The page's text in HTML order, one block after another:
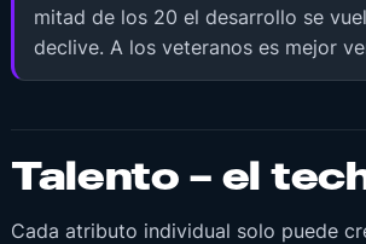
mitad de los 20 el desarrollo se
declive. A los veteranos es mejor
Talento – el
Cada atributo individual solo puede